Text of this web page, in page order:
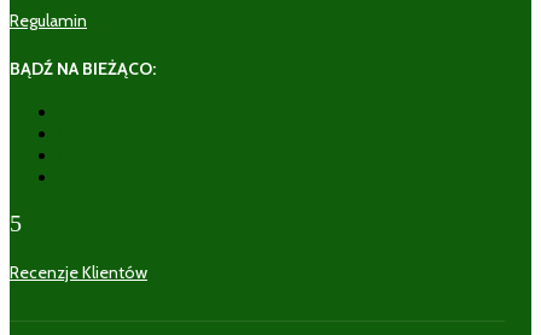
Regulamin
BĄDŹ NA BIEŻĄCO:
5
Recenzje Klientów